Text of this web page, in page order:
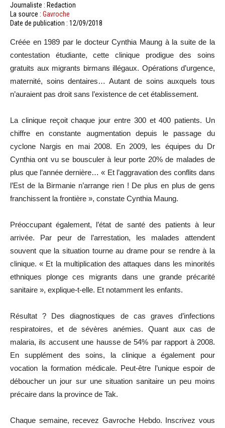
Journaliste : Redaction
La source : Gavroche
Date de publication : 12/09/2018
Créée en 1989 par le docteur Cynthia Maung à la suite de la
contestation étudiante, cette clinique prodigue des soins
gratuits aux migrants birmans illégaux. Opérations d’urgence,
maternité, soins dentaires… Autant de soins auxquels tous
n’auraient pas droit sans l’existence de cet établissement.
La clinique reçoit chaque jour entre 300 et 400 patients. Un
chiffre en constante augmentation depuis le passage du
cyclone Nargis en mai 2008. En 2009, les équipes du Dr
Cynthia ont vu se bousculer à leur porte 20% de malades de
plus que l’année dernière… « Et l’aggravation des conflits dans
l’Est de la Birmanie n’arrange rien ! De plus en plus de gens
franchissent la frontière », constate Cynthia Maung.
Préoccupant également, l’état de santé des patients à leur
arrivée. Par peur de l’arrestation, les malades attendent
souvent que la situation tourne au drame pour se rendre à la
clinique. « Et la multiplication des attaques dans les minorités
ethniques plonge ces migrants dans une grande précarité
sanitaire », explique-t-elle. Et notamment les enfants.
Résultat ? Des diagnostiques de cas graves d’infections
respiratoires, et de sévères anémies. Quant aux cas de
malaria, ils accusent une hausse de 54% par rapport à 2008.
En supplément des soins, la clinique a également pour
vocation la formation médicale. Peut-être l’unique espoir de
déboucher un jour sur une situation sanitaire un peu moins
précaire dans la province de Tak.
Chaque semaine, recevez Gavroche Hebdo. Inscrivez vous